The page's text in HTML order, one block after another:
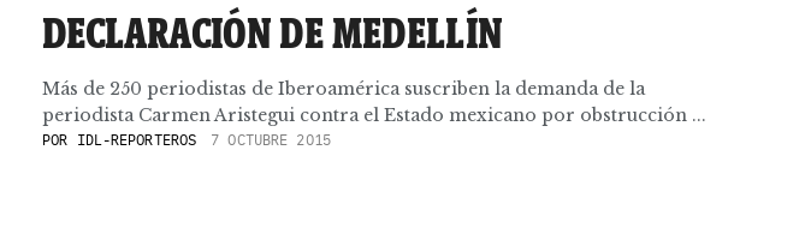
DECLARACIÓN DE MEDELLÍN
Más de 250 periodistas de Iberoamérica suscriben la demanda de la
periodista Carmen Aristegui contra el Estado mexicano por obstrucción ...
POR IDL-REPORTEROS 7 OCTUBRE 2015